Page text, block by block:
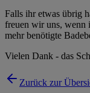
Falls ihr etwas übrig
freuen wir uns, wenn
mehr benötigte
Vielen Dank - das
Zurück zur